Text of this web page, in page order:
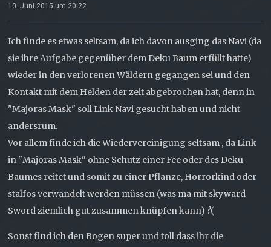
10. Juni 2015 um 20:22
Ich finde es etwas seltsam, da ich davon ausging das Navi (da
sie ihre Aufgabe gegenüber dem Deku Baum erfüllt hatte)
wieder in den verlorenen Wäldern gegangen sei und den
Kontakt mit dem Helden der zeit abgebrochen hat, denn in
"Majoras Mask" soll Link Navi gesucht haben und nicht
andersrum.
Vor allem finde ich die Wiedervereinigung seltsam , da Link
in "Majoras Mask" ohne Schutz einer Fee oder des Deku
Baumes reitet und somit zu einer Pflanze, Horrorkind oder
stalfos verwandelt werden müssen (was ma mit skyward
Sword ziemlich gut zusammen knüpfen kann) ?(
Sonst find ich den Bogen super und toll dass ihr die